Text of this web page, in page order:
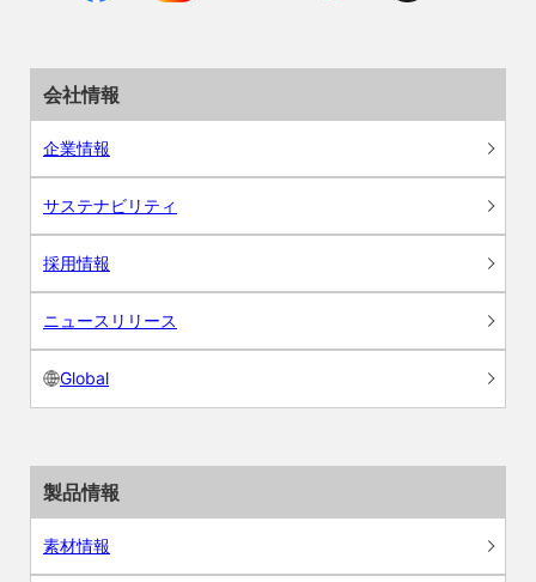
会社情報
企業情報
サステナビリティ
採用情報
ニュースリリース
Global
製品情報
素材情報